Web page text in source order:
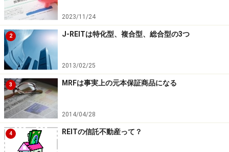
売却時の受取額と投資元本を確認したので、次に手取り
の売却益を計算します。
・手取りの売却益＝（売却時の受取額－投資元本）－税
金
売却益を計算すると（Ａ）－（Ｂ）＝110,400円となり
ます。売却益にかかる税金は株式型投資信託であれば現
在税率は20.315％
らは20％となります）なので、かかる税金は22,428円…
（Ｃ）となります。
2023/11/24
2 J-REITは特化型、複合型、総合型の3つ
2013/02/25
3 MRFは事実上の元本保証商品になる
2014/04/28
4 REITの信託不動産って？